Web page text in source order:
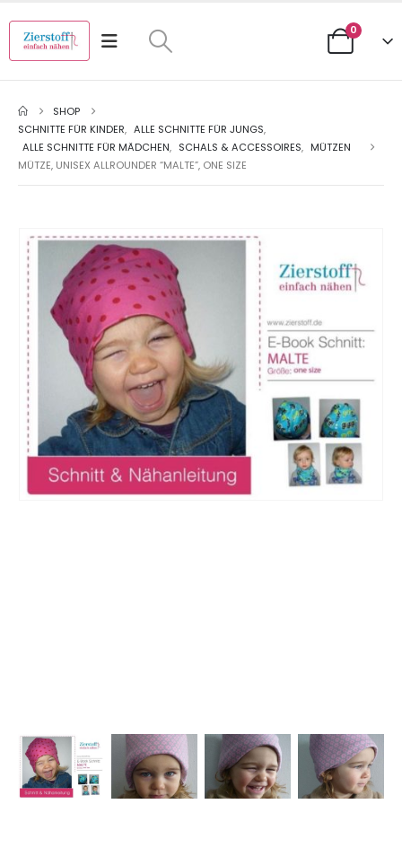
0
SHOP
SCHNITTE FÜR KINDER, ALLE SCHNITTE FÜR JUNGS,
ALLE SCHNITTE FÜR MÄDCHEN, SCHALS & ACCESSOIRES, MÜTZEN
MÜTZE, UNISEX ALLROUNDER “MALTE”, ONE SIZE